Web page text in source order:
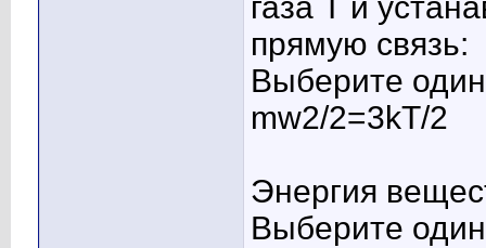
газа Т и
прямую связь:
Выберите
mw2/2=3kT/2
Энергия
Выберите